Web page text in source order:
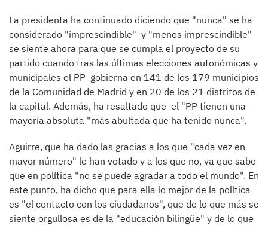
La presidenta ha continuado diciendo que "nunca" se ha
considerado "imprescindible" y "menos imprescindible"
se siente ahora para que se cumpla el proyecto de su
partido cuando tras las últimas elecciones autonómicas y
municipales el PP gobierna en 141 de los 179 municipios
de la Comunidad de Madrid y en 20 de los 21 distritos de
la capital. Además, ha resaltado que el "PP tienen una
mayoría absoluta "más abultada que ha tenido nunca".
Aguirre, que ha dado las gracias a los que "cada vez en
mayor número" le han votado y a los que no, ya que sabe
que en política "no se puede agradar a todo el mundo". En
este punto, ha dicho que para ella lo mejor de la política
es "el contacto con los ciudadanos", que de lo que más se
siente orgullosa es de la "educación bilingüe" y de lo que